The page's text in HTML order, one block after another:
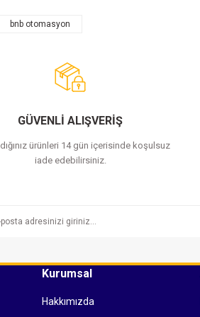
bnb otomasyon
GÜVENLİ ALIŞVERİŞ
ürünleri 14 gün içerisinde koşulsuz
iade edebilirsiniz.
Kurumsal
Hakkımızda